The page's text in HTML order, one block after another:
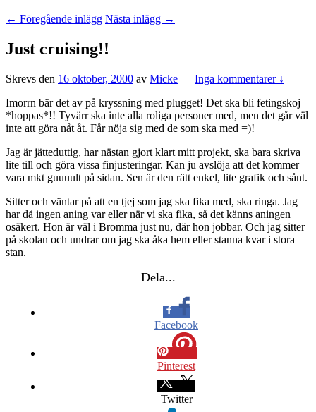
← Föregående inlägg Nästa inlägg →
Just cruising!!
Skrevs den 16 oktober, 2000 av Micke — Inga kommentarer ↓
Imorrn bär det av på kryssning med plugget! Det ska bli fetingskoj
*hoppas*!! Tyvärr ska inte alla roliga personer med, men det går väl
inte att göra nåt åt. Får nöja sig med de som ska med =)!
Jag är jätteduttig, har nästan gjort klart mitt projekt, ska bara skriva
lite till och göra vissa finjusteringar. Kan ju avslöja att det kommer
vara mkt guuuult på sidan. Sen är den rätt enkel, lite grafik och sånt.
Sitter och väntar på att en tjej som jag ska fika med, ska ringa. Jag
har då ingen aning var eller när vi ska fika, så det känns aningen
osäkert. Hon är väl i Bromma just nu, där hon jobbar. Och jag sitter
på skolan och undrar om jag ska åka hem eller stanna kvar i stora
stan.
Dela...
Facebook
Pinterest
Twitter